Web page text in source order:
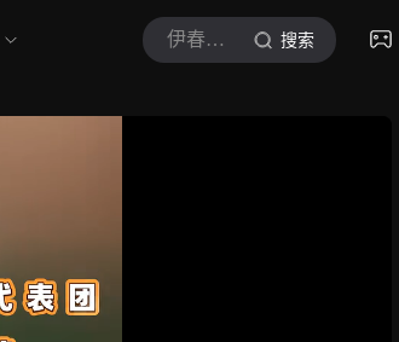
伊春融媒 搜索